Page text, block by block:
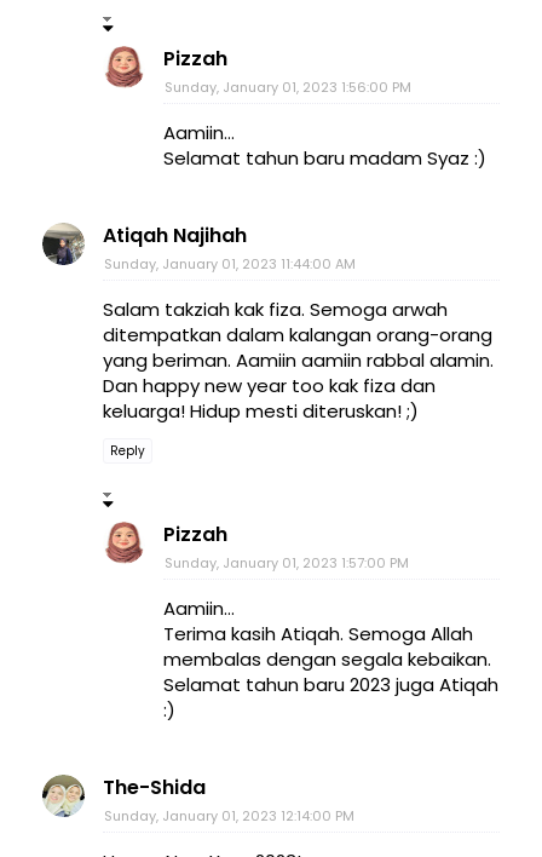
Pizzah
Sunday, January 01, 2023 1:56:00 PM
Aamiin...
Selamat tahun baru madam Syaz :)
Atiqah Najihah
Sunday, January 01, 2023 11:44:00 AM
Salam takziah kak fiza. Semoga arwah
ditempatkan dalam kalangan orang-orang
yang beriman. Aamiin aamiin rabbal alamin.
Dan happy new year too kak fiza dan
keluarga! Hidup mesti diteruskan! ;)
Reply
Pizzah
Sunday, January 01, 2023 1:57:00 PM
Aamiin...
Terima kasih Atiqah. Semoga Allah
membalas dengan segala kebaikan.
Selamat tahun baru 2023 juga Atiqah
:)
The-Shida
Sunday, January 01, 2023 12:14:00 PM